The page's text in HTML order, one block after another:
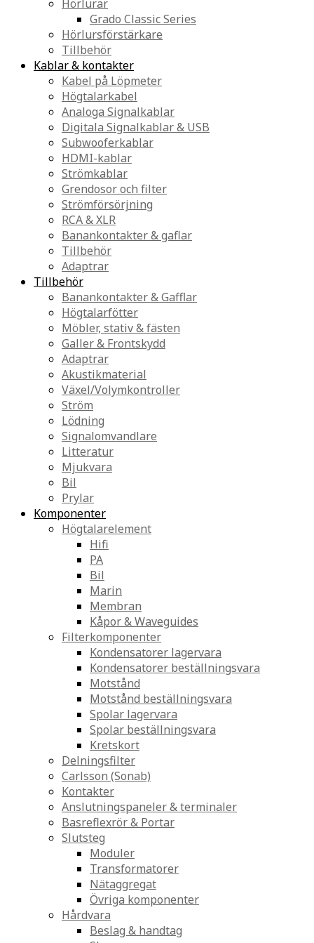
Hörlurar
Grado Classic Series
Hörlursförstärkare
Tillbehör
Kablar & kontakter
Kabel på Löpmeter
Högtalarkabel
Analoga Signalkablar
Digitala Signalkablar & USB
Subwooferkablar
HDMI-kablar
Strömkablar
Grendosor och filter
Strömförsörjning
RCA & XLR
Banankontakter & gaflar
Tillbehör
Adaptrar
Tillbehör
Banankontakter & Gafflar
Högtalarfötter
Möbler, stativ & fästen
Galler & Frontskydd
Adaptrar
Akustikmaterial
Växel/Volymkontroller
Ström
Lödning
Signalomvandlare
Litteratur
Mjukvara
Bil
Prylar
Komponenter
Högtalarelement
Hifi
PA
Bil
Marin
Membran
Kåpor & Waveguides
Filterkomponenter
Kondensatorer lagervara
Kondensatorer beställningsvara
Motstånd
Motstånd beställningsvara
Spolar lagervara
Spolar beställningsvara
Kretskort
Delningsfilter
Carlsson (Sonab)
Kontakter
Anslutningspaneler & terminaler
Basreflexrör & Portar
Slutsteg
Moduler
Transformatorer
Nätaggregat
Övriga komponenter
Hårdvara
Beslag & handtag